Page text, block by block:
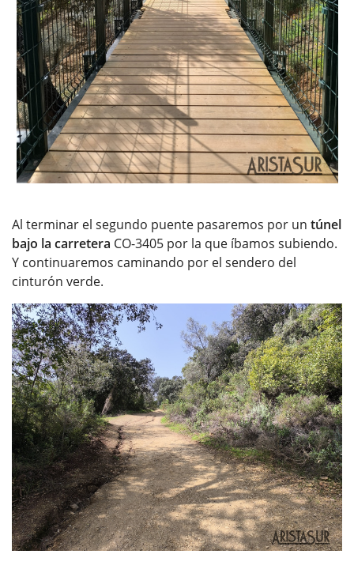
Al terminar el segundo puente pasaremos por un túnel
bajo la carretera CO-3405 por la que íbamos subiendo.
Y continuaremos caminando por el sendero del
cinturón verde.